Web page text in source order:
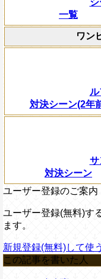
一覧
ワン
対決シーン(2年
サ
対決シーン
ユーザー登録のご案内
ユーザー登録(無料)す
ます。
新規登録(無料)して使う
この記事を書いた人